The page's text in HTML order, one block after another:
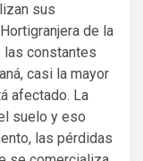
sus
de la
las constantes
casi la mayor
afectado. La
suelo y eso
las pérdidas